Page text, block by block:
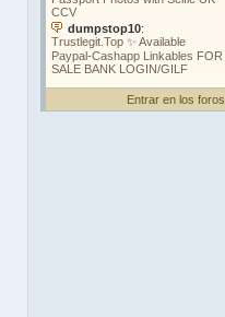
Entrar en los foros